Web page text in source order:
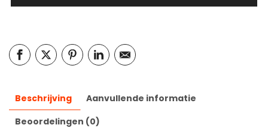
Beschrijving
Aanvullende informatie
Beoordelingen (0)